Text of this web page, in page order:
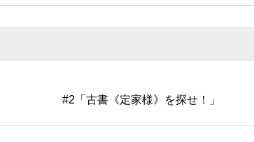
#2「古書《定家様》を探せ！」